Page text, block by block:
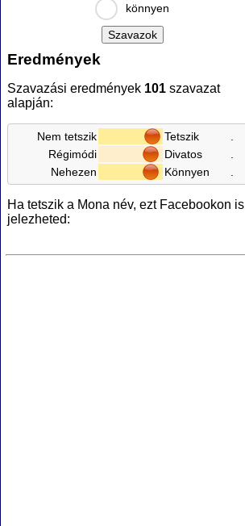
könnyen
Eredmények
Szavazási eredmények 101 szavazat
alapján:
Nem tetszik Tetszik
Régimódi
Divatos
Nehezen
Könnyen
Ha tetszik a Mona név, ezt Facebookon is
jelezheted: